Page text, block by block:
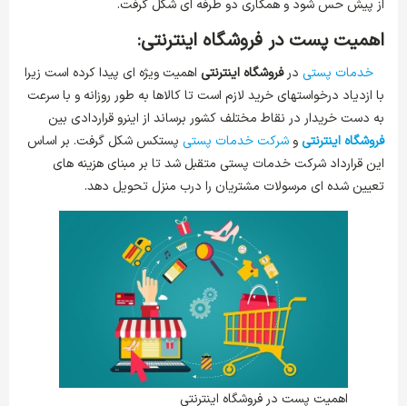
از پیش حس شود و همکاری دو طرفه ای شکل گرفت.
اهمیت پست در فروشگاه اینترنتی:
خدمات پستی درفروشگاه اینترنتی اهمیت ویژه ای پیدا کرده است زیرا
با ازدیاد درخواستهای خرید لازم است تا کالاها به طور روزانه و با سرعت
به دست خریدار در نقاط مختلف کشور برساند از اینرو قراردادی بین
فروشگاه اینترنتیو شرکت خدمات پستی پستکس شکل گرفت. بر اساس
این قرارداد شرکت خدمات پستی متقبل شد تا بر مبنای هزینه های
تعیین شده ای مرسولات مشتریان را درب منزل تحویل دهد.
اهمیت پست در فروشگاه اینترنتی